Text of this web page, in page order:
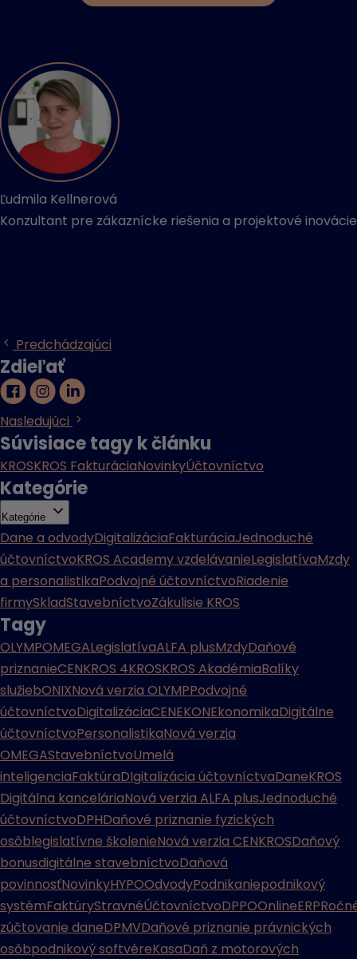
Ľudmila Kellnerová
Konzultant pre zákaznícke riešenia a projektové inovácie
Predchádzajúci
Zdieľať
Nasledujúci
Súvisiace tagy k článku
KROSKROS FakturáciaNovinkyÚčtovníctvo
Kategórie
Kategórie
Dane a odvodyDigitalizáciaFakturáciaJednoduché
účtovníctvoKROS Academy vzdelávanieLegislatívaMzdy
a personalistikaPodvojné účtovníctvoRiadenie
firmySkladStavebníctvoZákulisie KROS
Tagy
OLYMPOMEGALegislatívaALFA plusMzdyDaňové
priznanieCENKROS 4KROSKROS AkadémiaBalíky
služiebONIXNová verzia OLYMPPodvojné
účtovníctvoDigitalizáciaCENEKONEkonomikaDigitálne
účtovníctvoPersonalistikaNová verzia
OMEGAStavebníctvoUmelá
inteligenciaFaktúraDIgitalizácia účtovníctvaDaneKROS
Digitálna kanceláriaNová verzia ALFA plusJednoduché
účtovníctvoDPHDaňové priznanie fyzických
osôblegislatívne školenieNová verzia CENKROSDaňový
bonusdigitálne stavebníctvoDaňová
povinnosťNovinkyHYPOOdvodyPodnikaniepodnikový
systémFaktúryStravnéÚčtovníctvoDPPOOnlineERP
zúčtovanie daneDPMVDaňové priznanie právnických
osôbpodnikový softvéreKasaDaň z motorových